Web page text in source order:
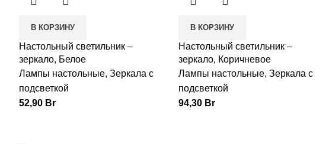
В КОРЗИНУ
Настольный светильник –
зеркало, Белое
Лампы настольные,Зеркала с
подсветкой
52,90 Br
В КОРЗИНУ
Настольный светильник –
зеркало, Коричневое
Лампы настольные,Зеркала с
подсветкой
94,30 Br